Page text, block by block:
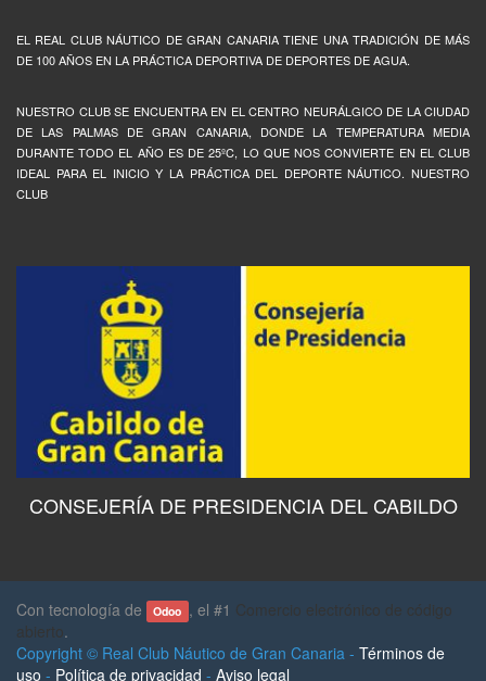
EL REAL CLUB NÁUTICO DE GRAN CANARIA TIENE UNA TRADICIÓN DE MÁS
DE 100 AÑOS EN LA PRÁCTICA DEPORTIVA DE DEPORTES DE AGUA.
NUESTRO CLUB SE ENCUENTRA EN EL CENTRO NEURÁLGICO DE LA CIUDAD
DE LAS PALMAS DE GRAN CANARIA, DONDE LA TEMPERATURA MEDIA
DURANTE TODO EL AÑO ES DE 25ºC, LO QUE NOS CONVIERTE EN EL CLUB
IDEAL PARA EL INICIO Y LA PRÁCTICA DEL DEPORTE NÁUTICO. NUESTRO
CLUB
CONSEJERÍA DE PRESIDENCIA DEL CABILDO
Con tecnología de Odoo , el #1 Comercio electrónico de código
abierto.
Copyright © Real Club Náutico de Gran Canaria - Términos de
uso - Política de privacidad - Aviso legal